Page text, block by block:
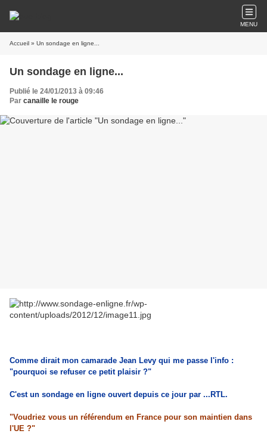
MENU
Accueil » Un sondage en ligne...
Un sondage en ligne...
Publié le 24/01/2013 à 09:46
Par canaille le rouge
Comme dirait mon camarade Jean Levy qui me passe l'info :
"pourquoi se refuser ce petit plaisir ?"
C'est un sondage en ligne ouvert depuis ce jour par ...RTL.
"Voudriez vous un référendum en France pour son maintien dans
l'UE ?"